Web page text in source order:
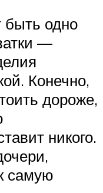
одно
—
Конечно,
дороже,
никого.
самую